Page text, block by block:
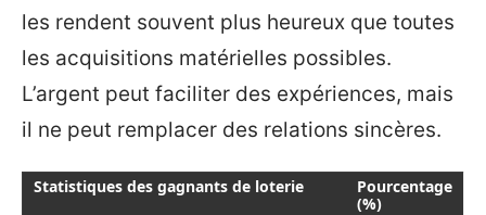
les rendent souvent plus heureux que toutes
les acquisitions matérielles possibles.
L’argent peut faciliter des expériences, mais
il ne peut remplacer des relations sincères.
Statistiques des gagnants de loterie
Pourcentage
(%)